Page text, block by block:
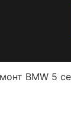
BMW 5